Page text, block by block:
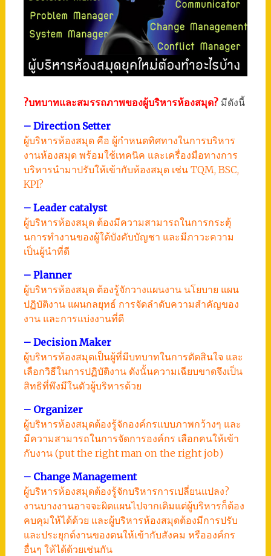
?บทบาทและสมรรถภาพของผู้บริหารห้องสมุด?มีดังนี้
– Direction Setter
ผู้บริหารห้องสมุด คือ ผู้กำหนดทิศทางในการบริหาร
งานห้องสมุด พร้อมใช้เทคนิค และเครื่องมือทางการ
บริหารนำมาปรับให้เข้ากับห้องสมุด เช่น TQM, BSC,
KPI?
– Leader catalyst
ผู้บริหารห้องสมุด ต้องมีความสามารถในการกระตุ้
นการทำงานของผู้ใต้บังคับบัญชา และมีภาวะความ
เป็นผู้นำที่ดี
– Planner
ผู้บริหารห้องสมุด ต้องรู้จักวางแผนงาน นโยบาย แผน
ปฏิบัติงาน แผนกลยุทธ์ การจัดลำดับความสำคัญของ
งาน และการแบ่งงานที่ดี
– Decision Maker
ผู้บริหารห้องสมุดเป็นผู้ที่มีบทบาทในการตัดสินใจ และ
เลือกวิธีในการปฏิบัติงาน ดังนั้นความเฉียบขาดจึงเป็น
สิทธิที่พึงมีในตัวผู้บริหารด้วย
– Organizer
ผู้บริหารห้องสมุดต้องรู้จักองค์กรแบบภาพกว้างๆ และ
มีความสามารถในการจัดการองค์กร เลือกคนให้เข้า
กับงาน (put the right man on the right job)
– Change Management
ผู้บริหารห้องสมุดต้องรู้จักบริหารการเปลี่ยนแปลง?
งานบางงานอาจจะผิดแผนไปจากเดิมแต่ผู้บริหารก็ต้อง
คบคุมให้ได้ด้วย และผู้บริหารห้องสมุดต้องมีการปรับ
และประยุกต์งานของตนให้เข้ากับสังคม หรือองค์กร
อื่นๆ ให้ได้ด้วยเช่นกัน